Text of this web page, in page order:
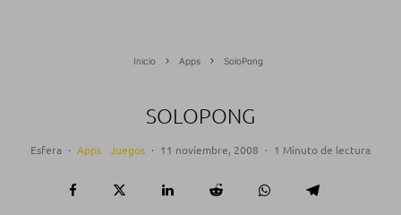
Inicio Apps SoloPong
SOLOPONG
Esfera · Apps Juegos · 11 noviembre, 2008 · 1 Minuto de lectura